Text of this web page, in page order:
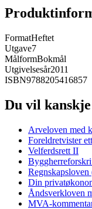
FormatHeftet
Utgave7
MålformBokmål
Utgivelsesår2011
ISBN9788205416857
Du vil
Arveloven med
Foreldretvister
Velferdsrett II
Din
Åndsverkloven
MVA-